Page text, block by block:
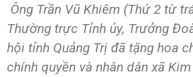
Ông Trần Vũ Khiêm (Thứ 2 từ
Thường trực Tỉnh ủy, Trưởng
hội tỉnh Quảng Trị đã tặng hoa
chính quyền và nhân dân xã